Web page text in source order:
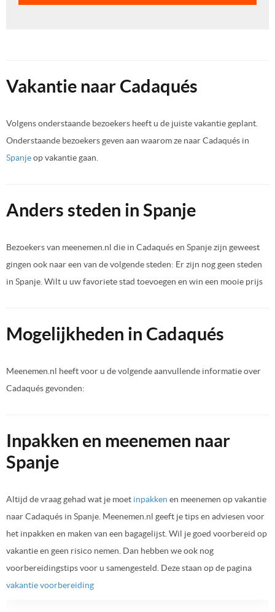
Vakantie naar Cadaqués
Volgens onderstaande bezoekers heeft u de juiste vakantie geplant.
Onderstaande bezoekers geven aan waarom ze naar Cadaqués in
Spanjeop vakantie gaan.
Anders steden in Spanje
Bezoekers van meenemen.nl die in Cadaqués en Spanje zijn geweest
gingen ook naar een van de volgende steden: Er zijn nog geen steden
in Spanje. Wilt u uw favoriete stad toevoegen en win een mooie prijs
Mogelijkheden in Cadaqués
Meenemen.nl heeft voor u de volgende aanvullende informatie over
Cadaqués gevonden:
Inpakken en meenemen naar
Spanje
Altijd de vraag gehad wat je moet inpakken en meenemen op vakantie
naar Cadaqués in Spanje. Meenemen.nl geeft je tips en adviesen voor
het inpakken en maken van een bagagelijst. Wil je goed voorbereid op
vakantie en geen risico nemen. Dan hebben we ook nog
voorbereidingstips voor u samengesteld. Deze staan op de pagina
vakantie voorbereiding